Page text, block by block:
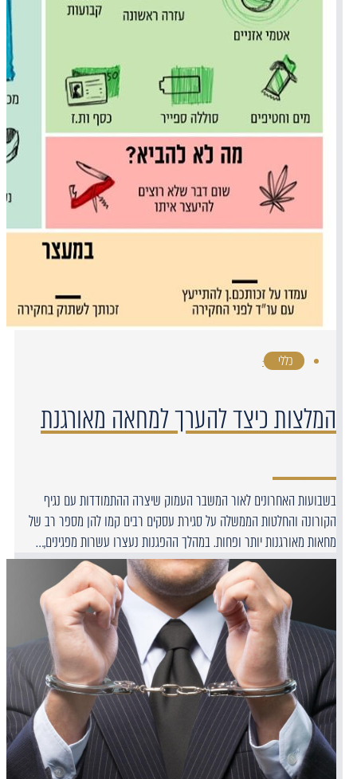
כללי ·
המלצות כיצד להערך למחאה מאורגנת
בשבועות האחרונים לאור המשבר העמוק שיצרה ההתמודדות עם נגיף
הקורונה והחלטות הממשלה על סגירת עסקים רבים קמו להן מספר רב של
מחאות מאורגנות יותר ופחות. במהלך ההפגנות נעצרו עשרות מפגינים,…